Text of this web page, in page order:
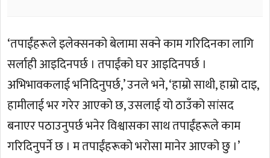
‘तपाईंहरूले इलेक्सनको बेलामा सक्ने काम गरिदिनका लागि
सर्लाही आइदिनपर्छ । तपाईंको घर आइदिनपर्छ ।
अभिभावकलाई भनिदिनुपर्छ,’ उनले भने, ‘हाम्रो साथी, हाम्रो दाइ,
हामीलाई भर गरेर आएको छ, उसलाई यो ठाउँको सांसद
बनाएर पठाउनुपर्छ भनेर विश्वासका साथ तपाईंहरूले काम
गरिदिनुपर्ने छ । म तपाईंहरूको भरोसा मानेर आएको छु ।’